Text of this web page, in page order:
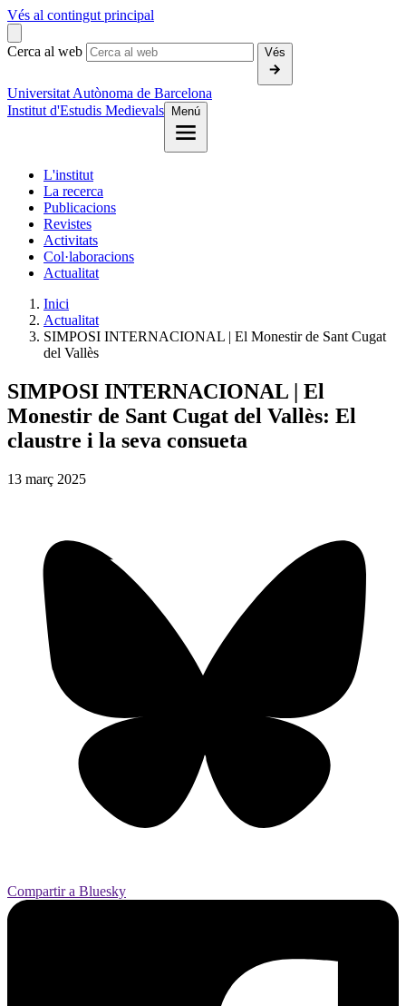
Vés al contingut principal
Cerca al web Vés
Universitat Autònoma de Barcelona
Institut d'Estudis Medievals
Menú
L'institut
La recerca
Publicacions
Revistes
Activitats
Col·laboracions
Actualitat
Inici
Actualitat
SIMPOSI INTERNACIONAL | El Monestir de Sant Cugat
del Vallès
SIMPOSI INTERNACIONAL | El
Monestir de Sant Cugat del Vallès: El
claustre i la seva consueta
13 març 2025
Compartir a Bluesky